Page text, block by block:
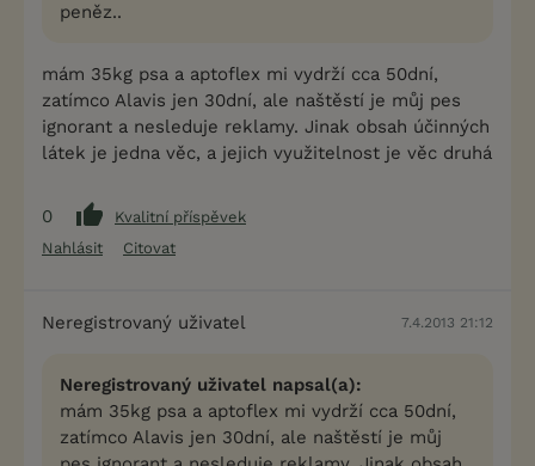
peněz..
mám 35kg psa a aptoflex mi vydrží cca 50dní,
zatímco Alavis jen 30dní, ale naštěstí je můj pes
ignorant a nesleduje reklamy. Jinak obsah účinných
látek je jedna věc, a jejich využitelnost je věc druhá
0
Kvalitní příspěvek
Nahlásit
Citovat
Neregistrovaný uživatel 7.4.2013 21:12
Neregistrovaný uživatel napsal(a):
mám 35kg psa a aptoflex mi vydrží cca 50dní,
zatímco Alavis jen 30dní, ale naštěstí je můj